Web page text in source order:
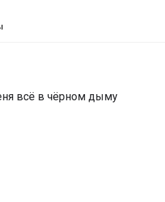
всё в чёрном дыму